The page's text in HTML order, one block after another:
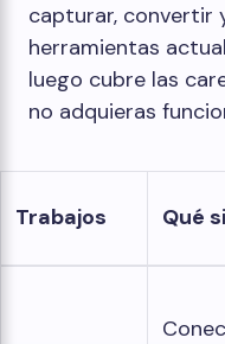
capturar, convertir
herramientas
luego cubre las
no adquieras
Trabajos Qué